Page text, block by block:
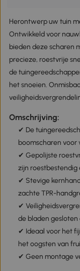
Herontwerp uw tuin
Ontwikkeld voor
bieden deze scharen
precieze, roestvrije
de
het snoeien.
Omschrijving:
✔ De
boomscharen voor
✔ Gepolijste
zijn roestbestendig
✔ Stevige
zachte TPR-
✔
de bladen
✔ Ideaal voor het
het oogsten van
✔ Geen montage